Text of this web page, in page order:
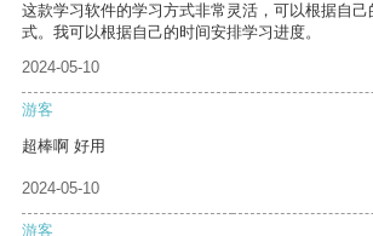
这款学习软件的学习方式非常灵活，可以根据自
式。我可以根据自己的时间安排学习进度。
2024-05-10
游客
超棒啊 好用
2024-05-10
游客